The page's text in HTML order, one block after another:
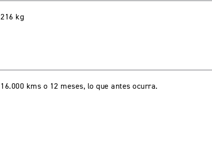
216 kg
16.000 kms o 12 meses, lo que antes ocurra.